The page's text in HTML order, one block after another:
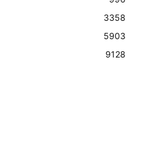
3358
5903
9128